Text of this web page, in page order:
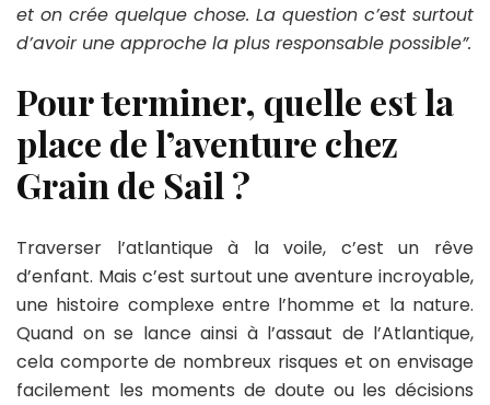
et on crée quelque chose. La question c’est surtout
d’avoir une approche la plus responsable possible”.
Pour terminer, quelle est la
place de l’aventure chez
Grain de Sail ?
Traverser l’atlantique à la voile, c’est un rêve
d’enfant. Mais c’est surtout une aventure incroyable,
une histoire complexe entre l’homme et la nature.
Quand on se lance ainsi à l’assaut de l’Atlantique,
cela comporte de nombreux risques et on envisage
facilement les moments de doute ou les décisions